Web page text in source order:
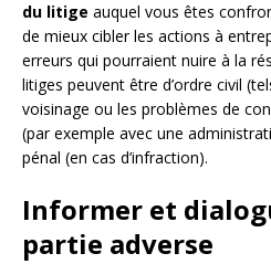
du litige auquel vous êtes
de mieux cibler les actions à
erreurs qui pourraient nuire à la
litiges peuvent être d’ordre civil
voisinage ou les problèmes de
(par exemple avec une
pénal (en cas d’infraction).
Informer et
partie adverse